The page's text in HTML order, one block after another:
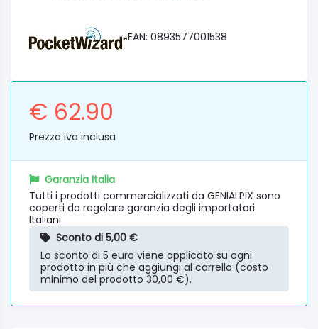
EAN: 0893577001538
€ 62.90
Prezzo iva inclusa
Garanzia Italia
Tutti i prodotti commercializzati da GENIALPIX sono
coperti da regolare garanzia degli importatori
Italiani.
Sconto di 5,00 €
Lo sconto di 5 euro viene applicato su ogni
prodotto in più che aggiungi al carrello (costo
minimo del prodotto 30,00 €).